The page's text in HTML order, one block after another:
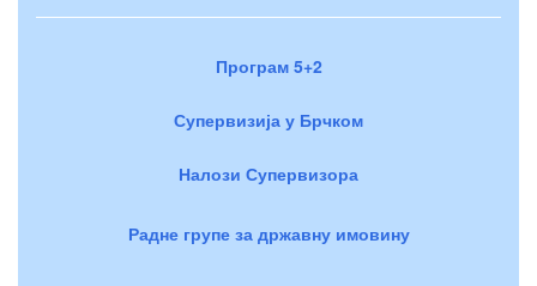
Програм 5+2
Супервизија у Брчком
Налози Супервизора
Радне групе за државну имовину